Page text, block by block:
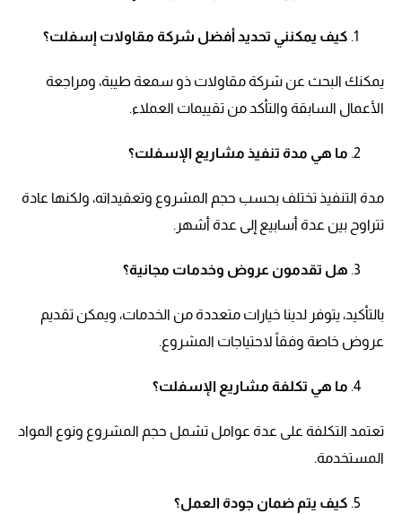
كيف يمكنني تحديد أفضل شركة مقاولات إسفلت؟
يمكنك البحث عن شركة مقاولات ذو سمعة طيبة، ومراجعة
الأعمال السابقة والتأكد من تقييمات العملاء.
ما هي مدة تنفيذ مشاريع الإسفلت؟
مدة التنفيذ تختلف بحسب حجم المشروع وتعقيداته، ولكنها عادة
تتراوح بين عدة أسابيع إلى عدة أشهر.
هل تقدمون عروض وخدمات مجانية؟
بالتأكيد، يتوفر لدينا خيارات متعددة من الخدمات، ويمكن تقديم
عروض خاصة وفقاً لاحتياجات المشروع.
ما هي تكلفة مشاريع الإسفلت؟
تعتمد التكلفة على عدة عوامل تشمل حجم المشروع ونوع المواد
المستخدمة.
كيف يتم ضمان جودة العمل؟